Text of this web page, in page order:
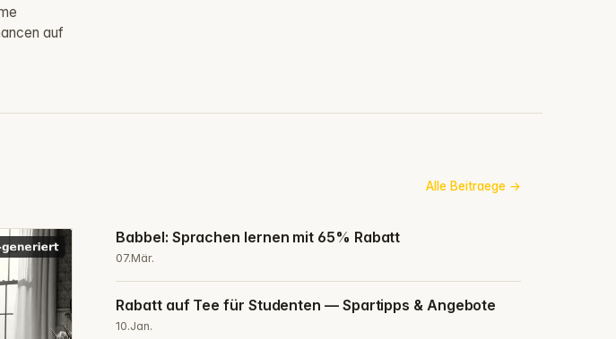
auf
Alle Beitraege
Babbel: Sprachen lernen mit 65% Rabatt
07.Mär.
Rabatt auf Tee für Studenten — Spartipps & Angebote
10.Jan.